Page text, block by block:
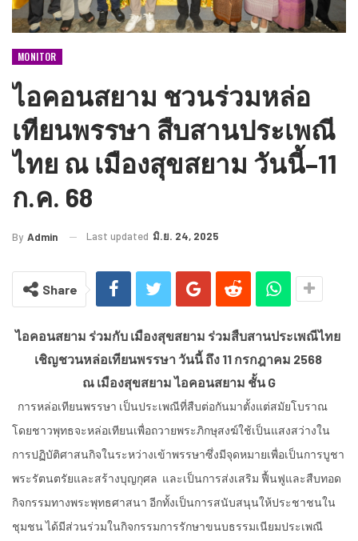
MONITOR
ไอคอนสยาม ชวนร่วมหล่อ
เทียนพรรษา สืบสานประเพณี
ไทย ณ เมืองสุขสยาม วันนี้–11
ก.ค. 68
By Admin Last updated มิ.ย. 24, 2025
Share
ไอคอนสยาม ร่วมกับ เมืองสุขสยาม ร่วมสืบสานประเพณีไทย
เชิญชวนหล่อเทียนพรรษา วันนี้ ถึง 11 กรกฎาคม 2568
ณ เมืองสุขสยาม ไอคอนสยาม ชั้น G
การหล่อเทียนพรรษา เป็นประเพณีที่สืบต่อกันมาตั้งแต่สมัยโบราณ
โดยชาวพุทธจะหล่อเทียนเพื่อถวายพระภิกษุสงฆ์ใช้เป็นแสงสว่างใน
การปฏิบัติศาสนกิจในระหว่างเข้าพรรษาซึ่งมีจุดหมายเพื่อเป็นการบูชา
พระรัตนตรัยและสร้างบุญกุศล และเป็นการส่งเสริม ฟื้นฟูและสืบทอด
กิจกรรมทางพระพุทธศาสนา อีกทั้งเป็นการสนับสนุนให้ประชาชนใน
ชุมชน ได้มีส่วนร่วมในกิจกรรมการรักษาขนบธรรมเนียมประเพณี